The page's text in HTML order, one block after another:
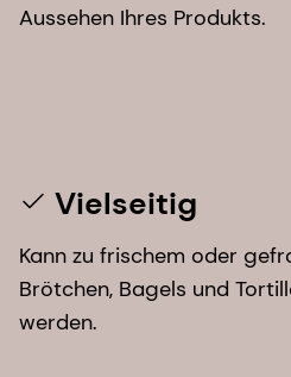
Aussehen Ihres Produkts.
Vielseitig
Kann zu frischem oder
Brötchen, Bagels und
werden.